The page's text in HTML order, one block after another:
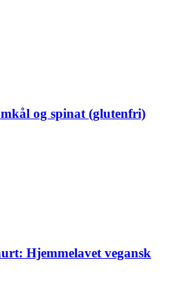
og spinat (glutenfri)
Hjemmelavet vegansk